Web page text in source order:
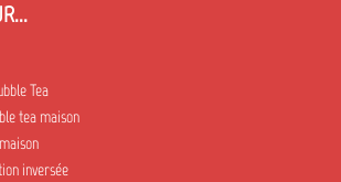
Tea
tea maison
inversée